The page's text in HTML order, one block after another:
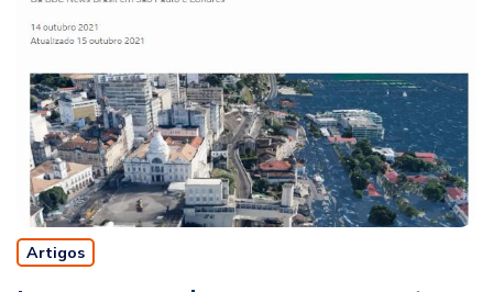
Artigos